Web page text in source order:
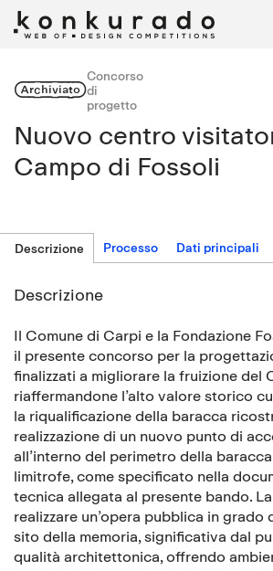
Archiviato
Concorso
di
progetto
Nuovo centro
Campo di Fossoli
Descrizione Processo Dati principali
Descrizione
Il Comune di Carpi e la Fondazione
il presente concorso per la
finalizzati a migliorare la fruizione del
riaffermandone l’alto valore storico
la riqualificazione della baracca
realizzazione di un nuovo punto di
all’interno del perimetro della
limitrofe, come specificato nella
tecnica allegata al presente bando.
realizzare un’opera pubblica in grado
sito della memoria, significativa dal
qualità architettonica, offrendo